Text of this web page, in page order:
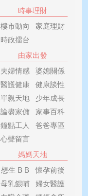
時事理財
樓市動向
家庭理財
時政擂台
由家出發
夫婦情感 婆媳關係
醫護健康
健康談性
單親天地
少年成長
論盡家傭
家事百科
鐘點工人
爸爸專區
心聲留言
媽媽天地
想生 B B
懷孕前後
母乳餵哺 婦女醫護